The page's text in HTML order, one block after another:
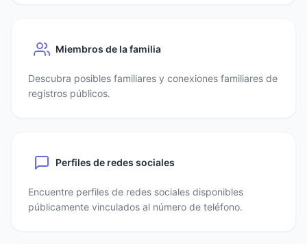
Miembros de la familia
Descubra posibles familiares y conexiones familiares de
registros públicos.
Perfiles de redes sociales
Encuentre perfiles de redes sociales disponibles
públicamente vinculados al número de teléfono.